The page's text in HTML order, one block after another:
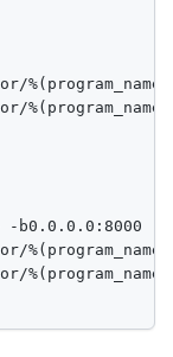
-b0.0.0.0:8000